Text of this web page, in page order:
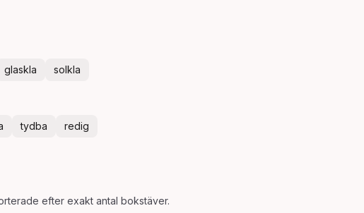
glaskla solkla
tydba redig
efter exakt antal bokstäver.